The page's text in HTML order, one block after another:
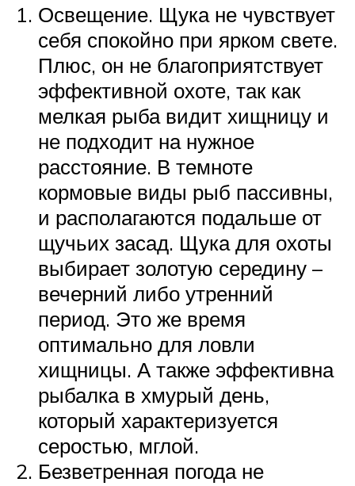
Освещение. Щука не чувствует
себя спокойно при ярком свете.
Плюс, он не благоприятствует
эффективной охоте, так как
мелкая рыба видит хищницу и
не подходит на нужное
расстояние. В темноте
кормовые виды рыб пассивны,
и располагаются подальше от
щучьих засад. Щука для охоты
выбирает золотую середину –
вечерний либо утренний
период. Это же время
оптимально для ловли
хищницы. А также эффективна
рыбалка в хмурый день,
который характеризуется
серостью, мглой.
Безветренная погода не